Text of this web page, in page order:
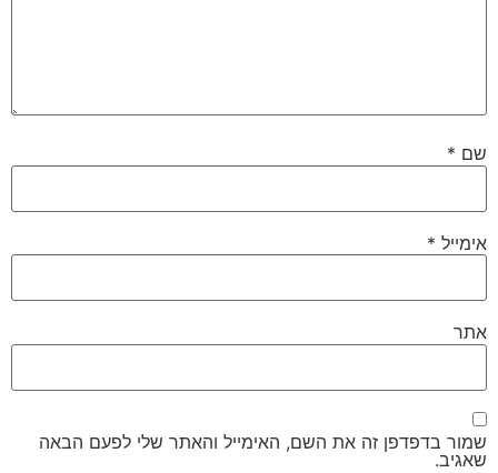
שם *
אימייל *
אתר
שמור בדפדפן זה את השם, האימייל והאתר שלי לפעם הבאה
שאגיב.